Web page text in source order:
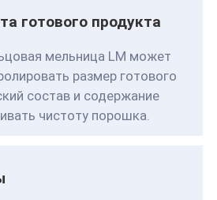
готового продукта
мельница LM может
размер готового
состав и содержание
чистоту порошка.